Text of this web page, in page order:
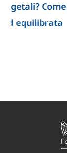
apre nuove